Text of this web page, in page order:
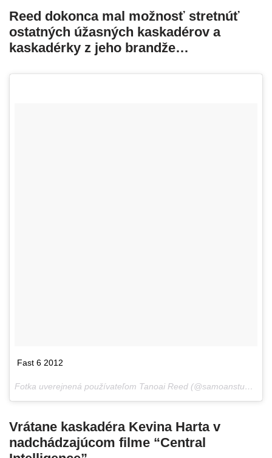
Reed dokonca mal možnosť stretnúť
ostatných úžasných kaskadérov a
kaskadérky z jeho brandže…
Fast 6 2012
Fotka uverejnená používateľom Tanoai Reed (@samoanstuntman),
Vrátane kaskadéra Kevina Harta v
nadchádzajúcom filme “Central